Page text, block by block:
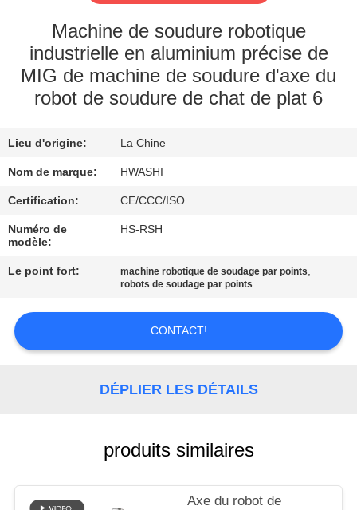
VISITE
D'USINE
CONTRÔLE
QUALITÉ
CONTACTEZ-
NOUS
NOUVELLES
CAS
CITATION
Machine de soudure robotique
industrielle en aluminium précise de
MIG de machine de soudure d'axe du
robot de soudure de chat de plat 6
Lieu d'origine: La Chine
Nom de marque: HWASHI
Certification: CE/CCC/ISO
Numéro de
modèle:
HS-RSH
Le point fort: machine robotique de soudage par points,
robots de soudage par points
CONTACT!
DÉPLIER LES DÉTAILS
produits similaires
Axe du robot de